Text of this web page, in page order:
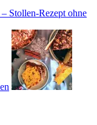
Stollen-Rezept ohne